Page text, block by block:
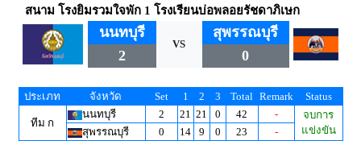
สนาม โรงยิมรวมใจพัก 1 โรงเรียนบ่อพลอยรัชดาภิเษก
นนทบุรี
VS
สุพรรณบุรี
2
0
ประเภท จังหวัด Set 1 2 3 Total Remark Status
ทีม ก
นนทบุรี 2 21 21 0 42 -
จบการ
แข่งขัน
สุพรรณบุรี 0 14 9 0 23 -